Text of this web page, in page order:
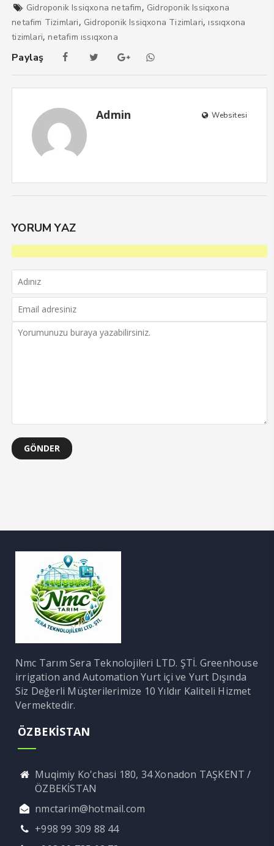
Gidroponik Issiqxona netafim, Gidroponik Issiqxona
netafim Tizimlari, Gidroponik Issiqxona Tizimlari, ıssıqxona
tizimlari, netafim ıssıqxona
Paylaş
Admin Websitesi
YORUM YAZ
Nmc Tarım Sera Teknolojileri LTD. ŞTİ. Greenhouse
irrigation and Automation Yurt içi ve Yurt Dışında
Siz Değerli Müşterilerimize 10 Yıldır Kaliteli Hizmet
Vermektedir.
ÖZBEKİSTAN
Muqimiy Ko'chasi 180, 34 Xonadon TAŞKENT /
ÖZBEKİSTAN
nmctarim@hotmail.com
+998 99 309 88 44